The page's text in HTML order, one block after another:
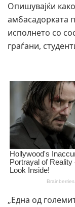
Опишувајќи
амбасадорката
исполнето со
граѓани,
„Една од